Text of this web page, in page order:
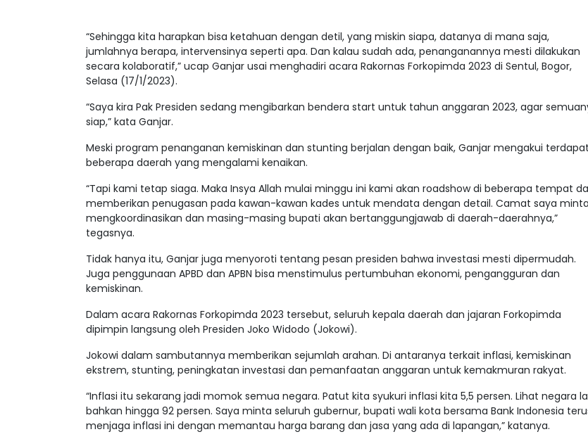
“Sehingga kita harapkan bisa ketahuan dengan detil, yang miskin siapa, datanya di mana saja,
jumlahnya berapa, intervensinya seperti apa. Dan kalau sudah ada, penanganannya mesti dilakukan
secara kolaboratif,” ucap Ganjar usai menghadiri acara Rakornas Forkopimda 2023 di Sentul, Bogor,
Selasa (17/1/2023).
“Saya kira Pak Presiden sedang mengibarkan bendera start untuk tahun anggaran 2023, agar
siap,” kata Ganjar.
Meski program penanganan kemiskinan dan stunting berjalan dengan baik, Ganjar mengakui terdapat
beberapa daerah yang mengalami kenaikan.
“Tapi kami tetap siaga. Maka Insya Allah mulai minggu ini kami akan roadshow di beberapa tempat
memberikan penugasan pada kawan-kawan kades untuk mendata dengan detail. Camat saya minta
mengkoordinasikan dan masing-masing bupati akan bertanggungjawab di daerah-daerahnya,”
tegasnya.
Tidak hanya itu, Ganjar juga menyoroti tentang pesan presiden bahwa investasi mesti dipermudah.
Juga penggunaan APBD dan APBN bisa menstimulus pertumbuhan ekonomi, pengangguran dan
kemiskinan.
Dalam acara Rakornas Forkopimda 2023 tersebut, seluruh kepala daerah dan jajaran Forkopimda
dipimpin langsung oleh Presiden Joko Widodo (Jokowi).
Jokowi dalam sambutannya memberikan sejumlah arahan. Di antaranya terkait inflasi, kemiskinan
ekstrem, stunting, peningkatan investasi dan pemanfaatan anggaran untuk kemakmuran rakyat.
“Inflasi itu sekarang jadi momok semua negara. Patut kita syukuri inflasi kita 5,5 persen. Lihat negara
bahkan hingga 92 persen. Saya minta seluruh gubernur, bupati wali kota bersama Bank Indonesia
menjaga inflasi ini dengan memantau harga barang dan jasa yang ada di lapangan,” katanya.